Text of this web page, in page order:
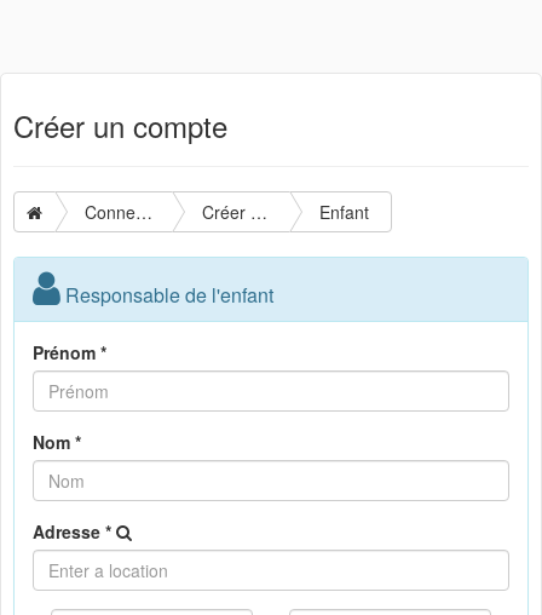
Créer un compte
Connexion Créer un compte Enfant
Responsable de l'enfant
Prénom *
Nom *
Adresse *